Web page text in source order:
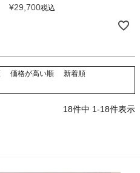
¥29,700税込
価格が高い順
新着順
18件中 1-18件表示